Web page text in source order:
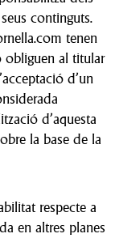
continguts.
tenen
obliguen al titular
d’un
d’aquesta
la base de la
respecte a
en altres planes